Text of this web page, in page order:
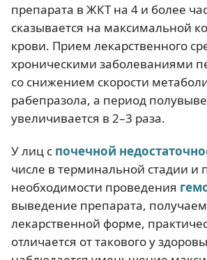
препарата в ЖКТ на 4 и более
сказывается на максимальной
крови. Прием лекарственного
хроническими заболеваниями
со снижением скорости
рабепразола, а период
увеличивается в 2–3 раза.
У лиц с почечной
числе в терминальной стадии и
необходимости проведения
выведение препарата,
лекарственной форме,
отличается от такового у